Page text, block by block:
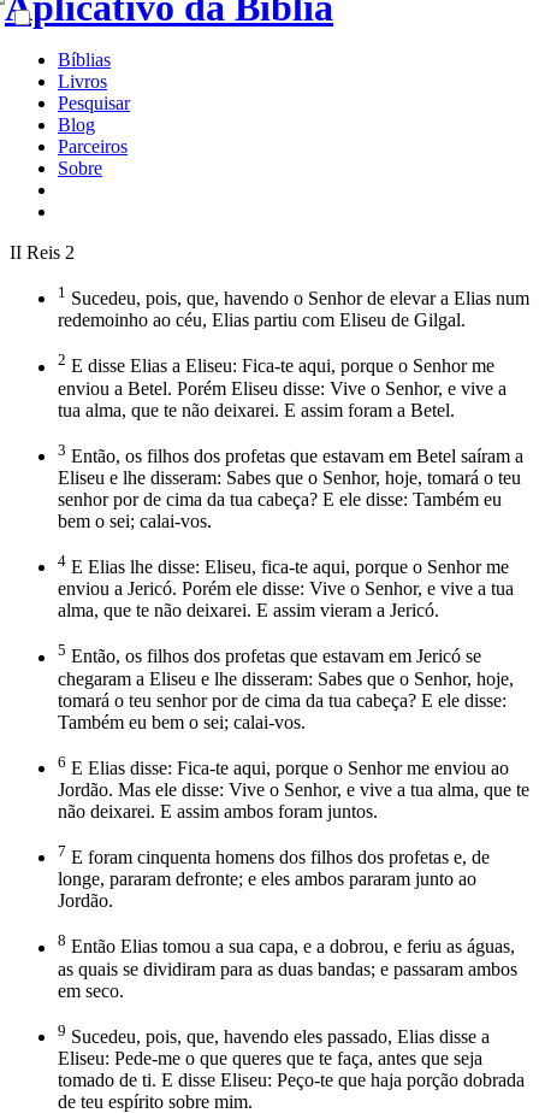
Bíblias
Livros
Pesquisar
Blog
Parceiros
Sobre
II Reis 2
1 Sucedeu, pois, que, havendo o Senhor de elevar a Elias num
redemoinho ao céu, Elias partiu com Eliseu de Gilgal.
2 E disse Elias a Eliseu: Fica-te aqui, porque o Senhor me
enviou a Betel. Porém Eliseu disse: Vive o Senhor, e vive a
tua alma, que te não deixarei. E assim foram a Betel.
3 Então, os filhos dos profetas que estavam em Betel saíram a
Eliseu e lhe disseram: Sabes que o Senhor, hoje, tomará o teu
senhor por de cima da tua cabeça? E ele disse: Também eu
bem o sei; calai-vos.
4 E Elias lhe disse: Eliseu, fica-te aqui, porque o Senhor me
enviou a Jericó. Porém ele disse: Vive o Senhor, e vive a tua
alma, que te não deixarei. E assim vieram a Jericó.
5 Então, os filhos dos profetas que estavam em Jericó se
chegaram a Eliseu e lhe disseram: Sabes que o Senhor, hoje,
tomará o teu senhor por de cima da tua cabeça? E ele disse:
Também eu bem o sei; calai-vos.
6 E Elias disse: Fica-te aqui, porque o Senhor me enviou ao
Jordão. Mas ele disse: Vive o Senhor, e vive a tua alma, que te
não deixarei. E assim ambos foram juntos.
7 E foram cinquenta homens dos filhos dos profetas e, de
longe, pararam defronte; e eles ambos pararam junto ao
Jordão.
8 Então Elias tomou a sua capa, e a dobrou, e feriu as águas,
as quais se dividiram para as duas bandas; e passaram ambos
em seco.
9 Sucedeu, pois, que, havendo eles passado, Elias disse a
Eliseu: Pede-me o que queres que te faça, antes que seja
tomado de ti. E disse Eliseu: Peço-te que haja porção dobrada
de teu espírito sobre mim.